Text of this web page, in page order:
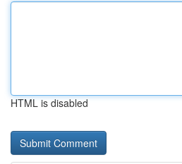
HTML is disabled